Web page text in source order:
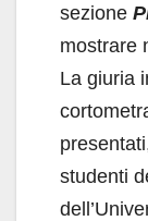
sezione
mostrare
La giuria
studenti